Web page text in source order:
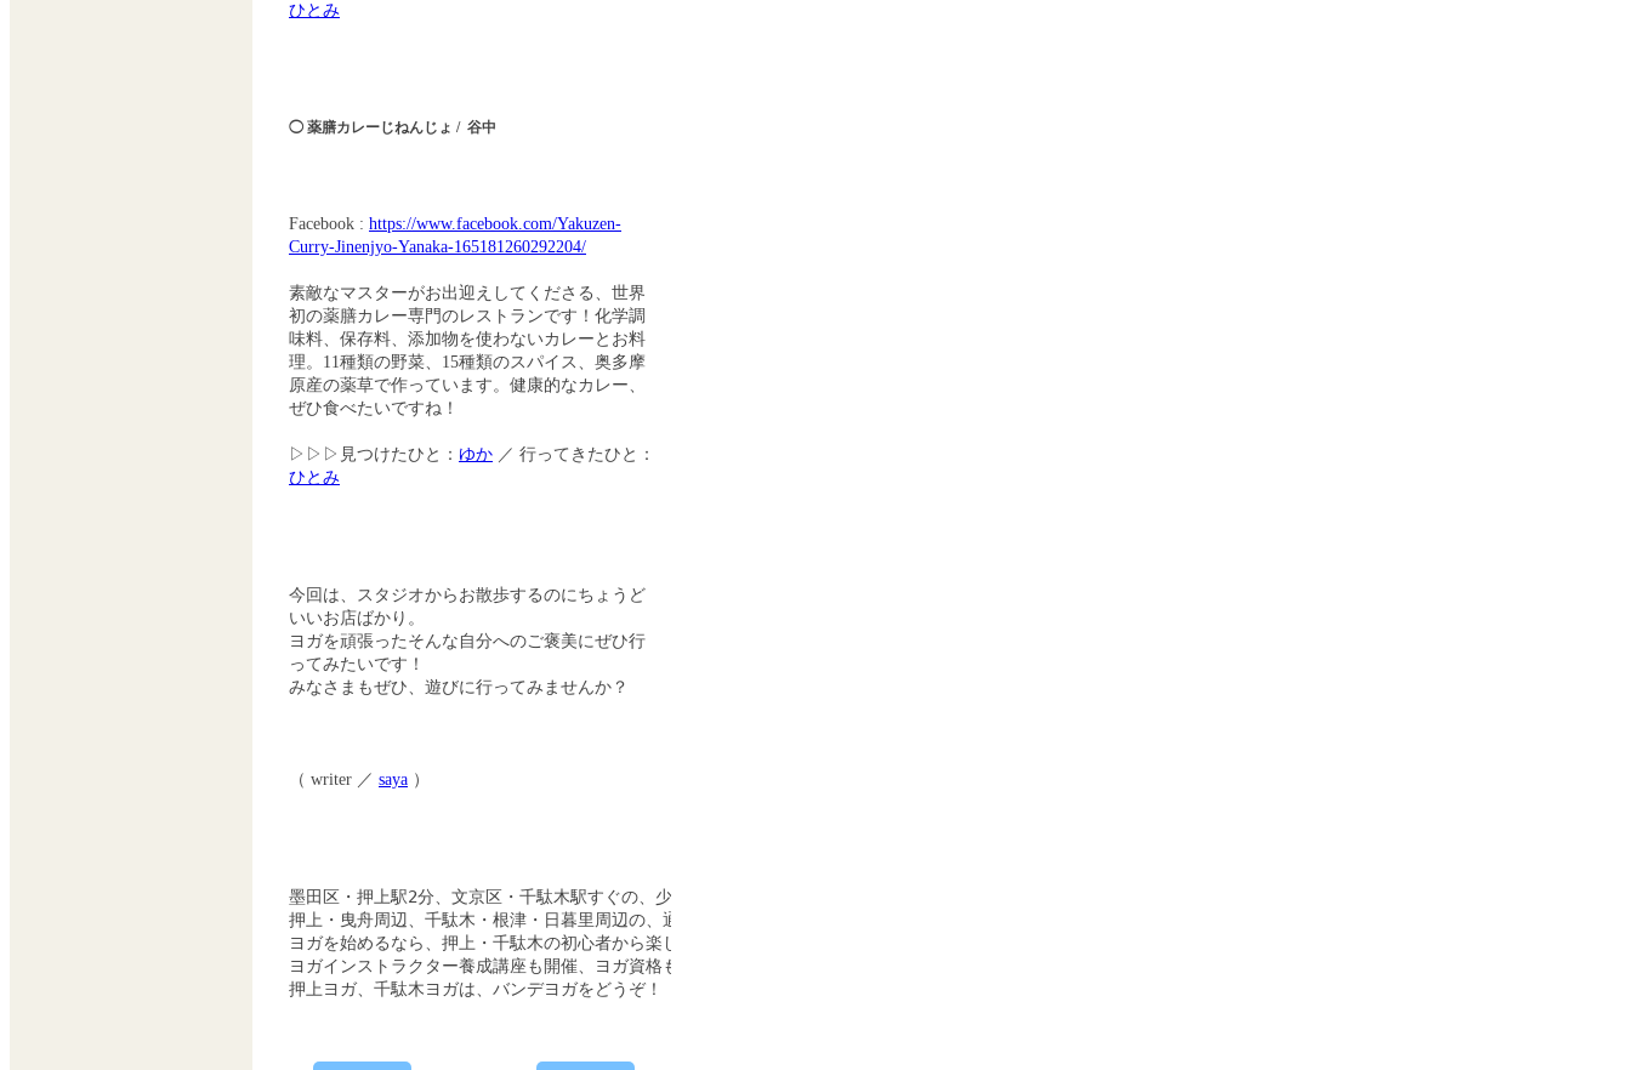
ひとみ
◯ 薬膳カレーじねんじょ / 谷中
Facebook : https://www.facebook.com/Yakuzen-
Curry-Jinenjyo-Yanaka-165181260292204/
素敵なマスターがお出迎えしてくださる、世界
初の薬膳カレー専門のレストランです！化学調
味料、保存料、添加物を使わないカレーとお料
理。11種類の野菜、15種類のスパイス、奥多摩
原産の薬草で作っています。健康的なカレー、
ぜひ食べたいですね！
▷▷▷見つけたひと： ゆか ／ 行ってきたひと：
ひとみ
今回は、スタジオからお散歩するのにちょうど
いいお店ばかり。
ヨガを頑張ったそんな自分へのご褒美にぜひ行
ってみたいです！
みなさまもぜひ、遊びに行ってみませんか？
（ writer ／ saya ）
墨田区・押上駅2分、文京区・千駄木駅すぐの、少人数制ヨガスタジオ。
押上・曳舟周辺、千駄木・根津・日暮里周辺の、通いやすく続けやすい、常温で行うヨガ専門スタジオです。
ヨガを始めるなら、押上・千駄木の初心者から楽しめるヨガ教室『バンデミエール・ヨガスタジオ』へ。
ヨガインストラクター養成講座も開催、ヨガ資格も取得可能。
押上ヨガ、千駄木ヨガは、バンデヨガをどうぞ！